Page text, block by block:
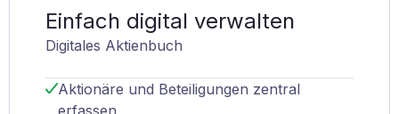
Einfach digital verwalten
Digitales Aktienbuch
Aktionäre und Beteiligungen zentral
erfassen